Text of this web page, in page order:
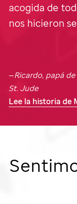
acogida de
nos hicieron
—Ricardo, papá de
St. Jude
Lee la historia de